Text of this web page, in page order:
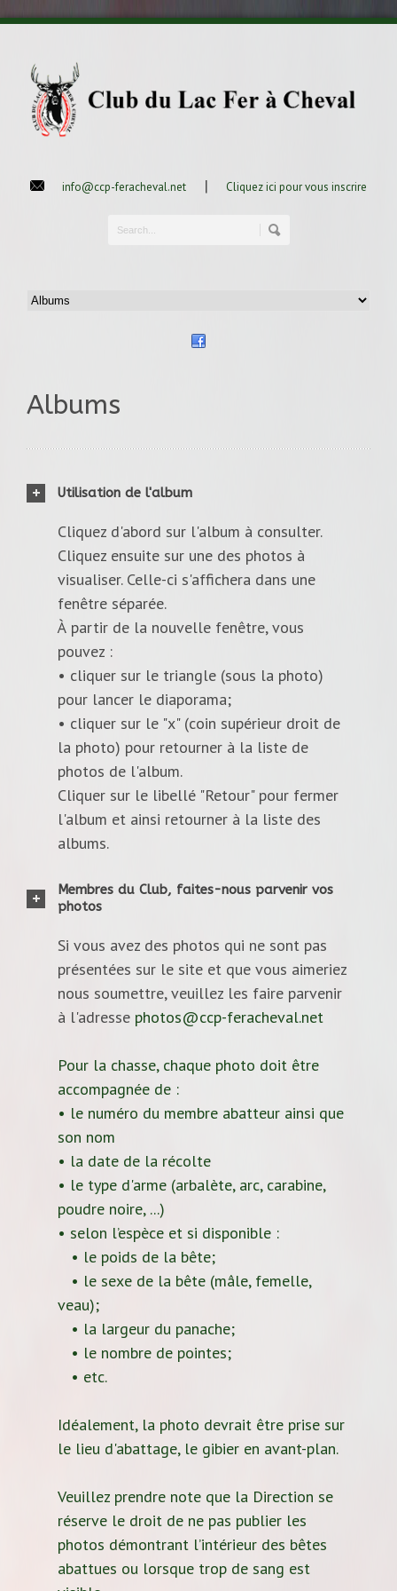
info@ccp-feracheval.net | Cliquez ici pour vous inscrire
Albums
Utilisation de l'album
Cliquez d'abord sur l'album à consulter.
Cliquez ensuite sur une des photos à
visualiser. Celle-ci s'affichera dans une
fenêtre séparée.
À partir de la nouvelle fenêtre, vous
pouvez :
• cliquer sur le triangle (sous la photo)
pour lancer le diaporama;
• cliquer sur le "x" (coin supérieur droit de
la photo) pour retourner à la liste de
photos de l'album.
Cliquer sur le libellé "Retour" pour fermer
l'album et ainsi retourner à la liste des
albums.
Membres du Club, faites-nous parvenir vos
photos
Si vous avez des photos qui ne sont pas
présentées sur le site et que vous aimeriez
nous soumettre, veuillez les faire parvenir
à l'adresse photos@ccp-feracheval.net
Pour la chasse, chaque photo doit être
accompagnée de :
• le numéro du membre abatteur ainsi que
son nom
• la date de la récolte
• le type d'arme (arbalète, arc, carabine,
poudre noire, ...)
• selon l’espèce et si disponible :
• le poids de la bête;
• le sexe de la bête (mâle, femelle,
veau);
• la largeur du panache;
• le nombre de pointes;
• etc.
Idéalement, la photo devrait être prise sur
le lieu d'abattage, le gibier en avant-plan.
Veuillez prendre note que la Direction se
réserve le droit de ne pas publier les
photos démontrant l’intérieur des bêtes
abattues ou lorsque trop de sang est